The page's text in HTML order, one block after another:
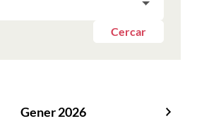
Cercar
Gener 2026